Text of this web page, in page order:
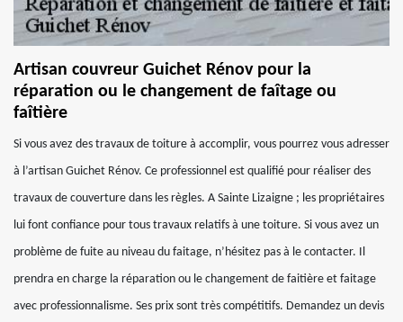
Artisan couvreur Guichet Rénov pour la
réparation ou le changement de faîtage ou
faîtière
Si vous avez des travaux de toiture à accomplir, vous pourrez vous adresser
à l’artisan Guichet Rénov. Ce professionnel est qualifié pour réaliser des
travaux de couverture dans les règles. A Sainte Lizaigne ; les propriétaires
lui font confiance pour tous travaux relatifs à une toiture. Si vous avez un
problème de fuite au niveau du faitage, n’hésitez pas à le contacter. Il
prendra en charge la réparation ou le changement de faitière et faitage
avec professionnalisme. Ses prix sont très compétitifs. Demandez un devis